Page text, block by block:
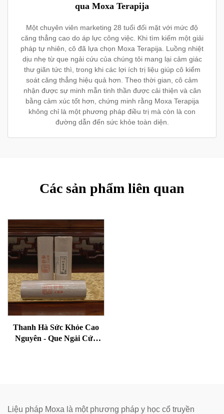
qua Moxa Terapija
Một chuyên viên marketing 28 tuổi đối mặt với mức độ
căng thẳng cao do áp lực công việc. Khi tìm kiếm một giải
pháp tự nhiên, cô đã lựa chọn Moxa Terapija. Luồng nhiệt
dịu nhẹ từ que ngải cứu của chúng tôi mang lại cảm giác
thư giãn tức thì, trong khi các lợi ích trị liệu giúp cô kiểm
soát căng thẳng hiệu quả hơn. Theo thời gian, cô cảm
nhận được sự minh mẫn tinh thần được cải thiện và cân
bằng cảm xúc tốt hơn, chứng minh rằng Moxa Terapija
không chỉ là một phương pháp điều trị mà còn là con
đường dẫn đến sức khỏe toàn diện.
Các sản phẩm liên quan
Thanh Hà Sức Khỏe Cao
Nguyên - Que Ngải Cứu
Liệu pháp Moxa là một phương pháp y học cổ truyền